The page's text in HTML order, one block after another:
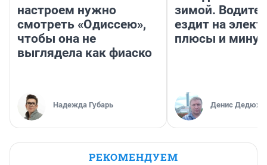
настроем нужно
смотреть «Одиссею»,
чтобы она не
выглядела как фиаско
Надежда Губарь
зимой.
ездит на
плюсы и
Денис
РЕКОМЕНДУЕМ